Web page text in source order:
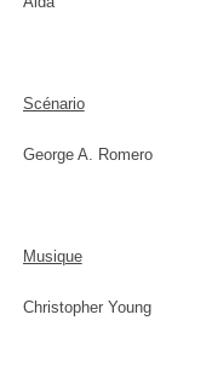
Scénario
George A. Romero
Musique
Christopher Young